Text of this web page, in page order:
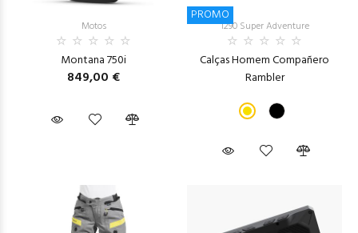
Motos
Montana 750i
849,00 €
PROMO
1290 Super Adventure
Calças Homem Compañero
Rambler